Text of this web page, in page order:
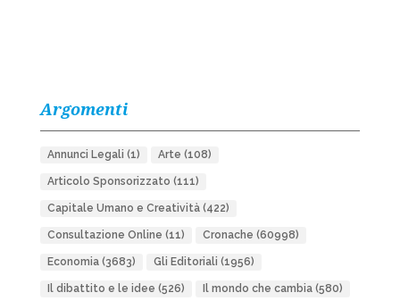
Argomenti
Annunci Legali (1) Arte (108)
Articolo Sponsorizzato (111)
Capitale Umano e Creatività(422)
Consultazione Online (11) Cronache (60998)
Economia(3683) Gli Editoriali (1956)
Il dibattito e le idee (526) Il mondo che cambia(580)